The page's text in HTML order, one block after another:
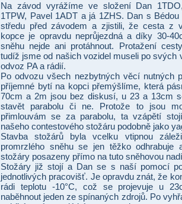
Na závod vyrážíme ve složení Dan
1TPW, Pavel 1ADT a já 1ZHS. Dan s
středu před závodem a zjistili, že cesta z
kopce je opravdu neprůjezdná a díky 30-
sněhu nejde ani protáhnout. Protažení
tudíž jsme od našich vozidel museli po svých
odvoz PA a rádií.
Po odvozu všech nezbytných věcí nutných
příjemné bytí na kopci přemýšlíme, která
70cm a 2m jsou bez diskusí, u 23 a 13cm
stavět parabolu či ne. Protože to jsou
přimlouvám se za parabolu, ta vzápětí
našeho contestového stožáru podobně jako
Stavba stožárů byla vcelku vtipnou
promrzlého sněhu se jen těžko
stožáry posazeny přímo na tuto sněhovou
Stožáry již stojí a Dan se s naší pomocí
jednotlivých pracovišť. Je opravdu znát, že
rádi teplotu -10°C, což se projevuje u
naběhnout jeden ze spínaných zdrojů. Po